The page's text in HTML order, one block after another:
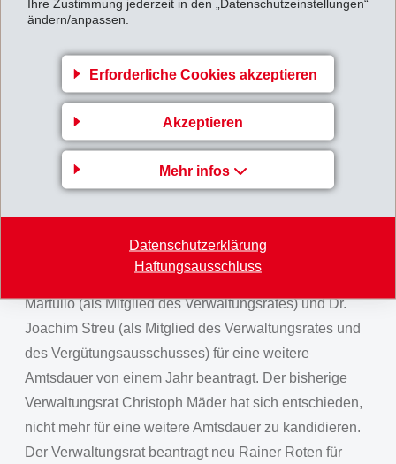
Ihre Zustimmung jederzeit in den „Datenschutzeinstellungen“
ändern/anpassen.
Erforderliche Cookies akzeptieren
Akzeptieren
Mehr infos
Datenschutzerklärung
Haftungsausschluss
zukünftige Neugeschäfte wurden dabei nicht
geschmälert, sondern im Gegenteil, noch ausgebaut.
Das im ersten Halbjahr erzielte Betriebsergebnis
(EBIT) belief sich auf CHF 280 Mio. (324), die EBIT-
Marge auf 23.7% (25.2%). Der betriebliche Cash Flow
(EBITDA) betrug CHF 306 Mio. (354).
Der ordentlichen Generalversammlung vom 12. August
Bernhard Merki (als Verwaltungsratspräsident und als
Mitglied des Vergütungsausschusses), Magdalena
Martullo (als Mitglied des Verwaltungsrates) und Dr.
Joachim Streu (als Mitglied des Verwaltungsrates und
des Vergütungsausschusses) für eine weitere
Amtsdauer von einem Jahr beantragt. Der bisherige
Verwaltungsrat Christoph Mäder hat sich entschieden,
nicht mehr für eine weitere Amtsdauer zu kandidieren.
Der Verwaltungsrat beantragt neu Rainer Roten für